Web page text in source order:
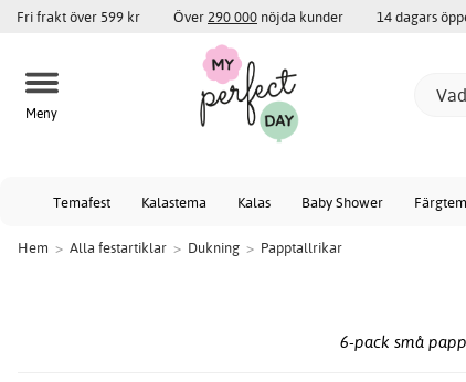
Fri frakt över 599 kr Över 290 000 nöjda kunder 14 dagars
Meny
Temafest Kalastema Kalas Baby Shower
Hem > Alla festartiklar > Dukning > Papptallrikar
6-pack små